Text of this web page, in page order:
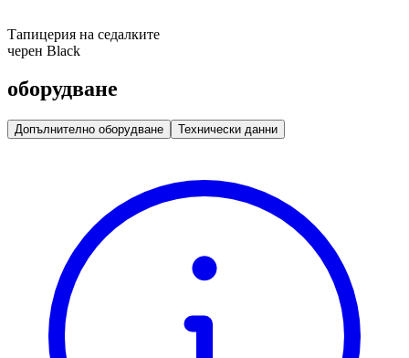
Тапицерия на седалките
черен Black
оборудване
Допълнително оборудване Технически данни